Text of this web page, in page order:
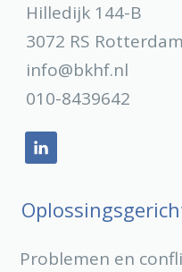
Hilledijk 144-B
3072 RS Rotterdam
info@bkhf.nl
010-8439642
Problemen en